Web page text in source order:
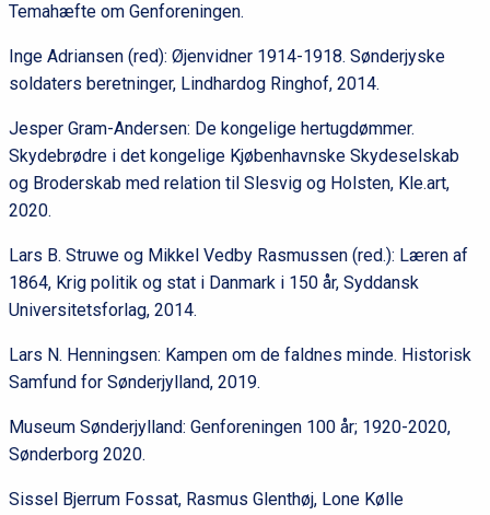
Temahæfte om Genforeningen.
Inge Adriansen (red): Øjenvidner 1914-1918. Sønderjyske
soldaters beretninger, Lindhardog Ringhof, 2014.
Jesper Gram-Andersen: De kongelige hertugdømmer.
Skydebrødre i det kongelige Kjøbenhavnske Skydeselskab
og Broderskab med relation til Slesvig og Holsten, Kle.art,
2020.
Lars B. Struwe og Mikkel Vedby Rasmussen (red.): Læren af
1864, Krig politik og stat i Danmark i 150 år, Syddansk
Universitetsforlag, 2014.
Lars N. Henningsen: Kampen om de faldnes minde. Historisk
Samfund for Sønderjylland, 2019.
Museum Sønderjylland: Genforeningen 100 år; 1920-2020,
Sønderborg 2020.
Sissel Bjerrum Fossat, Rasmus Glenthøj, Lone Kølle